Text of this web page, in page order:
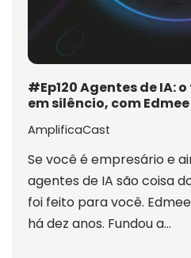
#Ep120 Agentes de IA:
em silêncio, com
AmplificaCast
Se você é empresário e
agentes de IA são coisa
foi feito para você.
há dez anos. Fundou a…